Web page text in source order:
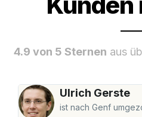
4.9 von 5 Sternen aus
Ulrich Gerste
ist nach Genf